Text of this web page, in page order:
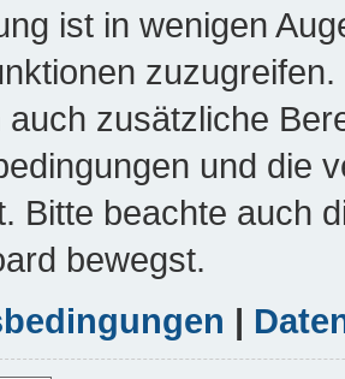
ist in wenigen
auch zusätzliche
und die
Bitte beachte auch
bewegst.
|